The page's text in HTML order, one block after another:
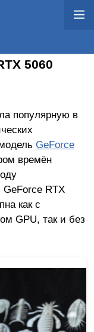
5060
популярную в
GeForce
времён
GeForce RTX
как с
GPU, так и без